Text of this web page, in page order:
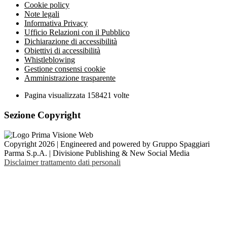
Cookie policy
Note legali
Informativa Privacy
Ufficio Relazioni con il Pubblico
Dichiarazione di accessibilità
Obiettivi di accessibilità
Whistleblowing
Gestione consensi cookie
Amministrazione trasparente
Pagina visualizzata 158421 volte
Sezione Copyright
Copyright 2026 | Engineered and powered by Gruppo Spaggiari
Parma S.p.A. | Divisione Publishing & New Social Media
Disclaimer trattamento dati personali